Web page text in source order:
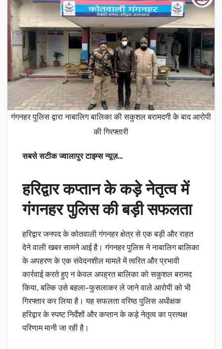
गंगनहर पुलिस द्वारा नाबालिग बालिका की सकुशल बरामदगी के बाद आरोपी
की गिरफ्तारी
सबसे सटीक ज्वालापुर टाइम्स न्यूज़…
हरिद्वार कप्तान के कड़े नेतृत्व में
गंगनहर पुलिस की बड़ी सफलता
हरिद्वार जनपद के कोतवाली गंगनहर क्षेत्र से एक बड़ी और राहत
देने वाली खबर सामने आई है। गंगनहर पुलिस ने नाबालिग बालिका
के अपहरण के एक संवेदनशील मामले में त्वरित और प्रभावी
कार्रवाई करते हुए न केवल अपह्रत बालिका को सकुशल बरामद
किया, बल्कि उसे बहला-फुसलाकर ले जाने वाले आरोपी को भी
गिरफ्तार कर लिया है। यह सफलता वरिष्ठ पुलिस अधीक्षक
हरिद्वार के स्पष्ट निर्देशों और कप्तान के कड़े नेतृत्व का प्रत्यक्ष
परिणाम मानी जा रही है।